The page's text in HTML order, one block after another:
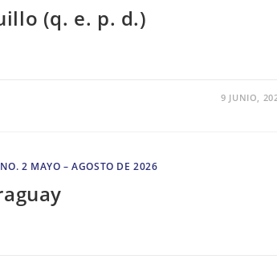
(q. e. p. d.)
9 JUNIO,
2 MAYO – AGOSTO DE 2026